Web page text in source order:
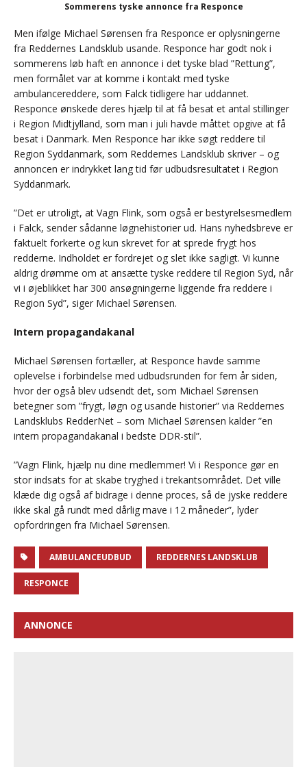
Sommerens tyske annonce fra Responce
Men ifølge Michael Sørensen fra Responce er oplysningerne
fra Reddernes Landsklub usande. Responce har godt nok i
sommerens løb haft en annonce i det tyske blad ”Rettung”,
men formålet var at komme i kontakt med tyske
ambulancereddere, som Falck tidligere har uddannet.
Responce ønskede deres hjælp til at få besat et antal stillinger
i Region Midtjylland, som man i juli havde måttet opgive at få
besat i Danmark. Men Responce har ikke søgt reddere til
Region Syddanmark, som Reddernes Landsklub skriver – og
annoncen er indrykket lang tid før udbudsresultatet i Region
Syddanmark.
”Det er utroligt, at Vagn Flink, som også er bestyrelsesmedlem
i Falck, sender sådanne løgnehistorier ud. Hans nyhedsbreve er
faktuelt forkerte og kun skrevet for at sprede frygt hos
redderne. Indholdet er fordrejet og slet ikke sagligt. Vi kunne
aldrig drømme om at ansætte tyske reddere til Region Syd, når
vi i øjeblikket har 300 ansøgningerne liggende fra reddere i
Region Syd”, siger Michael Sørensen.
Intern propagandakanal
Michael Sørensen fortæller, at Responce havde samme
oplevelse i forbindelse med udbudsrunden for fem år siden,
hvor der også blev udsendt det, som Michael Sørensen
betegner som ”frygt, løgn og usande historier” via Reddernes
Landsklubs RedderNet – som Michael Sørensen kalder ”en
intern propagandakanal i bedste DDR-stil”.
”Vagn Flink, hjælp nu dine medlemmer! Vi i Responce gør en
stor indsats for at skabe tryghed i trekantsområdet. Det ville
klæde dig også af bidrage i denne proces, så de jyske reddere
ikke skal gå rundt med dårlig mave i 12 måneder”, lyder
opfordringen fra Michael Sørensen.
AMBULANCEUDBUD REDDERNES LANDSKLUB
RESPONCE
ANNONCE